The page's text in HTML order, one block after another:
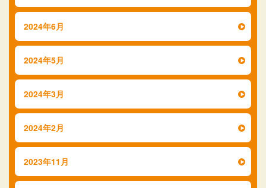
2024年6月
2024年5月
2024年3月
2024年2月
2023年11月